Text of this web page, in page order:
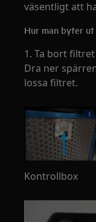
väsentligt att
Hur man byter
1. Ta bort filtret
Dra ner
lossa filtret.
Kontrollbox